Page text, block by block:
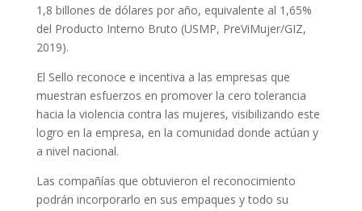
1,8 billones de dólares por año, equivalente al 1,65%
del Producto Interno Bruto (USMP, PreViMujer/GIZ,
2019).
El Sello reconoce e incentiva a las empresas que
muestran esfuerzos en promover la cero tolerancia
hacia la violencia contra las mujeres, visibilizando este
logro en la empresa, en la comunidad donde actúan y
a nivel nacional.
Las compañías que obtuvieron el reconocimiento
podrán incorporarlo en sus empaques y todo su